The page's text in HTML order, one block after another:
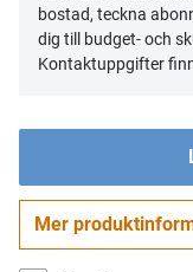
bostad, teckna
dig till budget- och
Kontaktuppgifter
Mer